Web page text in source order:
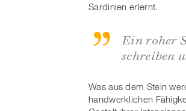
Sardinien erlernt.
Ein roher
schreiben
Was aus dem Stein
handwerklichen